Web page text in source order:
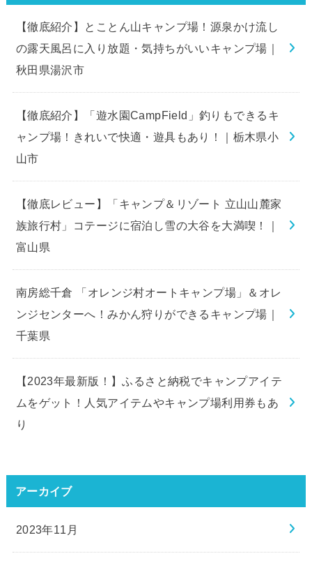
【徹底紹介】とことん山キャンプ場！源泉かけ流し
の露天風呂に入り放題・気持ちがいいキャンプ場｜
秋田県湯沢市
【徹底紹介】「遊水園CampField」釣りもできるキ
ャンプ場！きれいで快適・遊具もあり！｜栃木県小
山市
【徹底レビュー】「キャンプ＆リゾート 立山山麓家
族旅行村」コテージに宿泊し雪の大谷を大満喫！｜
富山県
南房総千倉 「オレンジ村オートキャンプ場」＆オレ
ンジセンターへ！みかん狩りができるキャンプ場｜
千葉県
【2023年最新版！】ふるさと納税でキャンプアイテ
ムをゲット！人気アイテムやキャンプ場利用券もあ
り
アーカイブ
2023年11月